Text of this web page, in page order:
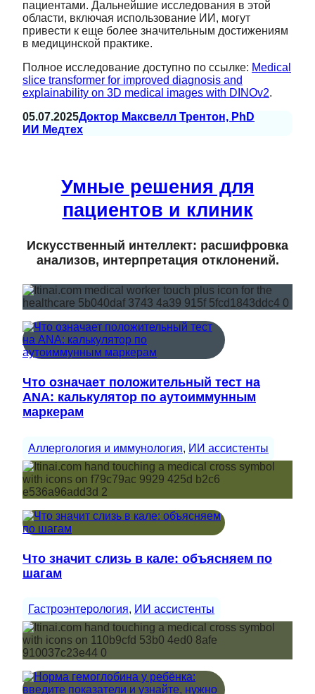
пациентами. Дальнейшие исследования в этой
области, включая использование ИИ, могут
привести к еще более значительным достижениям
в медицинской практике.
Полное исследование доступно по ссылке: Medical
slice transformer for improved diagnosis and
explainability on 3D medical images with DINOv2.
05.07.2025Доктор Максвелл Трентон, PhD
ИИ Медтех
Умные решения для
пациентов и клиник
Искусственный интеллект: расшифровка
анализов, интерпретация отклонений.
Что означает положительный тест на
ANA: калькулятор по аутоиммунным
маркерам
Аллергология и иммунология, ИИ ассистенты
Что значит слизь в кале: объясняем по
шагам
Гастроэнтерология, ИИ ассистенты